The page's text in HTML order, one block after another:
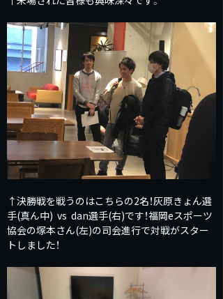
↑決勝戦を戦うのはこちらの2名！灰原きょん選
手(真ん中) vs dan選手(右)です！福岡eスポーツ
協会の塚本さん(左)の司会進行で対戦がスター
トしました！